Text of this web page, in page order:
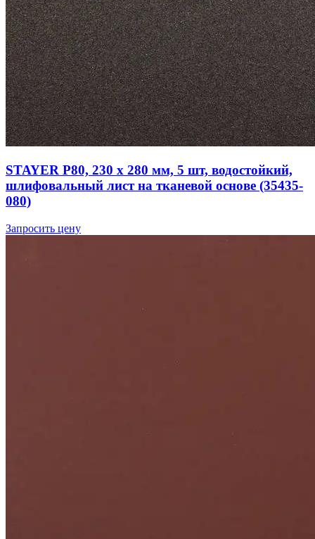
STAYER Р80, 230 х 280 мм, 5 шт, водостойкий,
шлифовальный лист на тканевой основе (35435-
080)
Запросить цену